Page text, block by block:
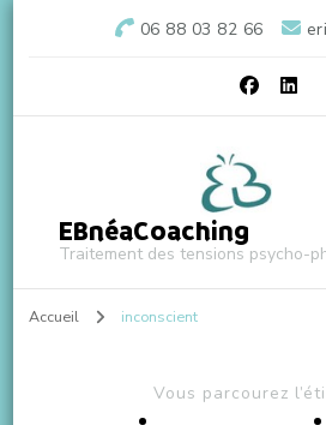
06 88 03 82 66
EBnéaCoaching
Traitement des tensions psycho-
Accueil inconscient
Vous parcourez